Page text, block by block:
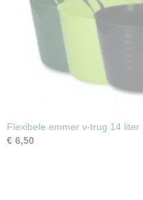
Flexibele emmer v-trug 14 liter
€ 6,50